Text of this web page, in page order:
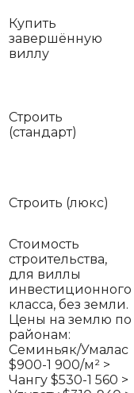
Купить
завершённую
виллу
Строить
(стандарт)
Строить (люкс)
Стоимость
строительства,
для виллы
инвестиционного
класса, без земли.
Цены на землю по
районам:
Семиньяк/Умалас
$900-1 900/м² >
Чангу $530-1 560 >